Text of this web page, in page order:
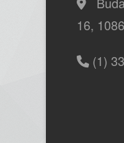
16, 1086
(1)